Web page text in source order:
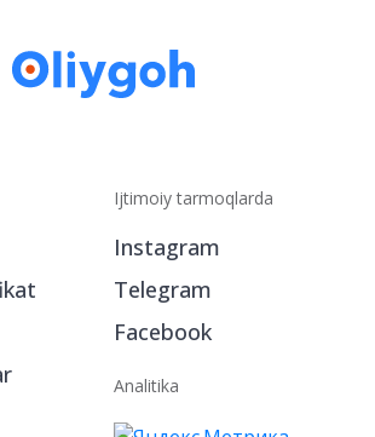
Ijtimoiy tarmoqlarda
Telegram